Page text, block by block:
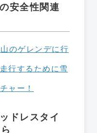
安全性関連
のゲレンデに行
行するために雪
ャー！
ドレスタイ